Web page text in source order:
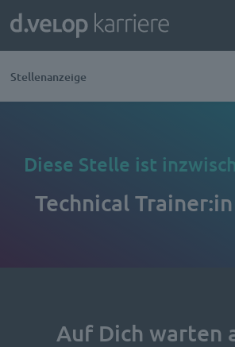
Stellenanzeige
Diese Stelle ist
Technical
Auf Dich warten